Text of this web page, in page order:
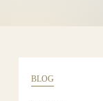
BLOG